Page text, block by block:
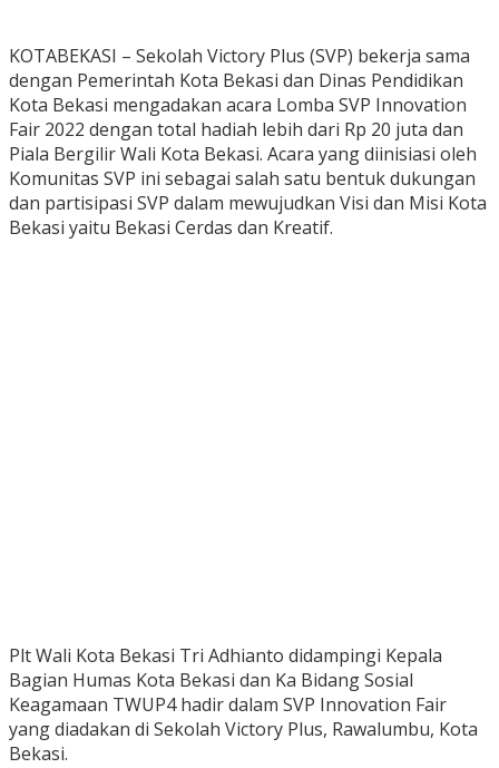
KOTABEKASI – Sekolah Victory Plus (SVP) bekerja sama
dengan Pemerintah Kota Bekasi dan Dinas Pendidikan
Kota Bekasi mengadakan acara Lomba SVP Innovation
Fair 2022 dengan total hadiah lebih dari Rp 20 juta dan
Piala Bergilir Wali Kota Bekasi. Acara yang diinisiasi oleh
Komunitas SVP ini sebagai salah satu bentuk dukungan
dan partisipasi SVP dalam mewujudkan Visi dan Misi Kota
Bekasi yaitu Bekasi Cerdas dan Kreatif.
Plt Wali Kota Bekasi Tri Adhianto didampingi Kepala
Bagian Humas Kota Bekasi dan Ka Bidang Sosial
Keagamaan TWUP4 hadir dalam SVP Innovation Fair
yang diadakan di Sekolah Victory Plus, Rawalumbu, Kota
Bekasi.